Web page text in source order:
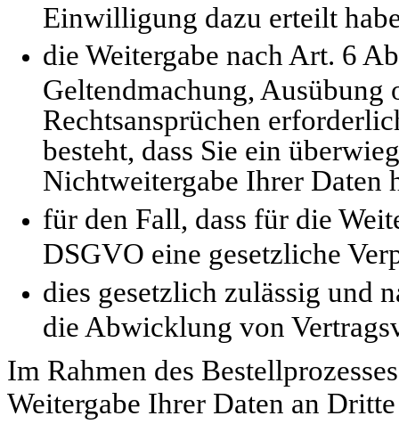
Einwilligung dazu erteilt
die Weitergabe nach Art. 6
Geltendmachung, Ausübung
Rechtsansprüchen
besteht, dass Sie ein
Nichtweitergabe Ihrer Daten
für den Fall, dass für die
DSGVO eine gesetzliche
dies gesetzlich zulässig und
die Abwicklung von
Im Rahmen des
Weitergabe Ihrer Daten an